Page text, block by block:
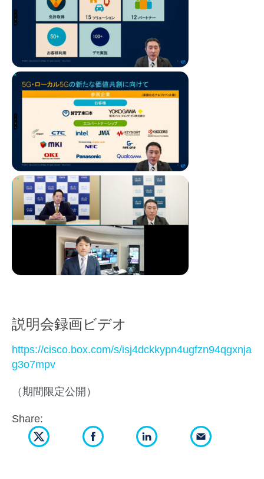
説明会録画ビデオ
https://cisco.box.com/s/isj4dckkypn4ugfzn94qgxnja
g3o7mpv
（期間限定公開）
Share: